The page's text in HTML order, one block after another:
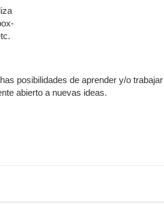
posibilidades de aprender y/o
abierto a nuevas ideas.